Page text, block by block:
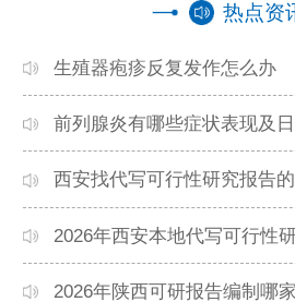
热点资
生殖器疱疹反复发作怎么办
前列腺炎有哪些症状表现及
西安找代写可行性研究报告
本地高口碑机构排名
2026年西安本地代写可行性
靠谱？正规团队推荐
2026年陕西可研报告编制哪